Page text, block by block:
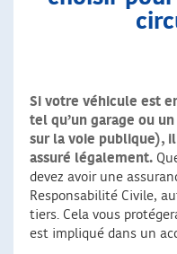
Si votre véhicule est
tel qu’un garage ou
sur la voie publique),
assuré légalement.
devez avoir une
Responsabilité Civile,
tiers. Cela vous
est impliqué dans un